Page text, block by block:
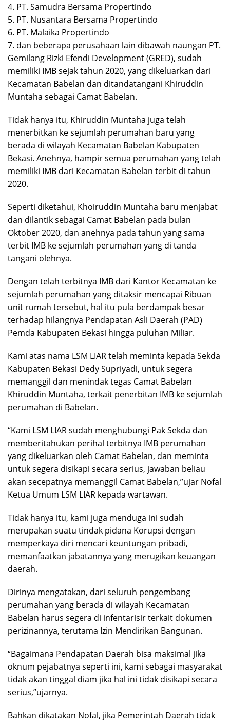
4. PT. Samudra Bersama Propertindo
5. PT. Nusantara Bersama Propertindo
6. PT. Malaika Propertindo
7. dan beberapa perusahaan lain dibawah naungan PT.
Gemilang Rizki Efendi Development (GRED), sudah
memiliki IMB sejak tahun 2020, yang dikeluarkan dari
Kecamatan Babelan dan ditandatangani Khiruddin
Muntaha sebagai Camat Babelan.
Tidak hanya itu, Khiruddin Muntaha juga telah
menerbitkan ke sejumlah perumahan baru yang
berada di wilayah Kecamatan Babelan Kabupaten
Bekasi. Anehnya, hampir semua perumahan yang telah
memiliki IMB dari Kecamatan Babelan terbit di tahun
2020.
Seperti diketahui, Khoiruddin Muntaha baru menjabat
dan dilantik sebagai Camat Babelan pada bulan
Oktober 2020, dan anehnya pada tahun yang sama
terbit IMB ke sejumlah perumahan yang di tanda
tangani olehnya.
Dengan telah terbitnya IMB dari Kantor Kecamatan ke
sejumlah perumahan yang ditaksir mencapai Ribuan
unit rumah tersebut, hal itu pula berdampak besar
terhadap hilangnya Pendapatan Asli Daerah (PAD)
Pemda Kabupaten Bekasi hingga puluhan Miliar.
Kami atas nama LSM LIAR telah meminta kepada Sekda
Kabupaten Bekasi Dedy Supriyadi, untuk segera
memanggil dan menindak tegas Camat Babelan
Khiruddin Muntaha, terkait penerbitan IMB ke sejumlah
perumahan di Babelan.
“Kami LSM LIAR sudah menghubungi Pak Sekda dan
memberitahukan perihal terbitnya IMB perumahan
yang dikeluarkan oleh Camat Babelan, dan meminta
untuk segera disikapi secara serius, jawaban beliau
akan secepatnya memanggil Camat Babelan,”ujar Nofal
Ketua Umum LSM LIAR kepada wartawan.
Tidak hanya itu, kami juga menduga ini sudah
merupakan suatu tindak pidana Korupsi dengan
memperkaya diri mencari keuntungan pribadi,
memanfaatkan jabatannya yang merugikan keuangan
daerah.
Dirinya mengatakan, dari seluruh pengembang
perumahan yang berada di wilayah Kecamatan
Babelan harus segera di infentarisir terkait dokumen
perizinannya, terutama Izin Mendirikan Bangunan.
“Bagaimana Pendapatan Daerah bisa maksimal jika
oknum pejabatnya seperti ini, kami sebagai masyarakat
tidak akan tinggal diam jika hal ini tidak disikapi secara
serius,”ujarnya.
Bahkan dikatakan Nofal, jika Pemerintah Daerah tidak